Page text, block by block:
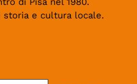
storia e cultura locale.